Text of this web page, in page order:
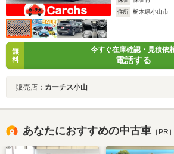
住所
栃木県小山市
無
料
今すぐ在庫確認・見積依
電話する
販売店： カーチス小山
あなたにおすすめの中古車 ［PR］